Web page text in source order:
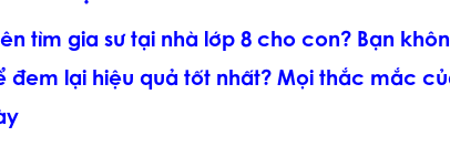
tìm gia sư tại nhà lớp 8 cho con? Bạn
đem lại hiệu quả tốt nhất? Mọi thắc mắc